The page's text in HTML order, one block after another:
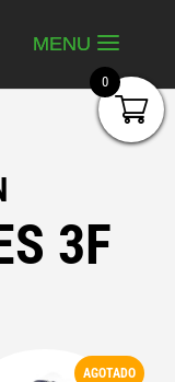
3F
AGOTADO
0